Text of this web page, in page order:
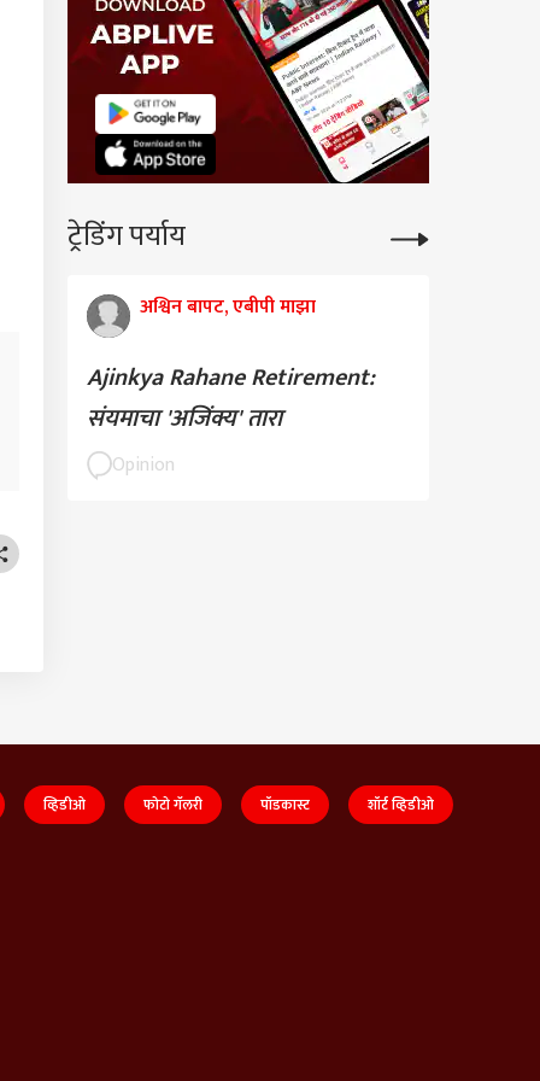
ट्रेडिंग पर्याय
अश्विन बापट, एबीपी माझा
Ajinkya Rahane Retirement:
संयमाचा 'अजिंक्य' तारा
Opinion
व्हिडीओ फोटो गॅलरी पॉडकास्ट शॉर्ट व्हिडीओ